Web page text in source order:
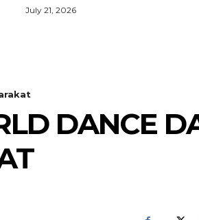
July 21, 2026